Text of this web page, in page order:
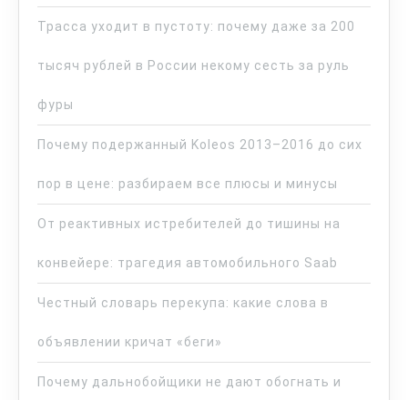
Трасса уходит в пустоту: почему даже за 200
тысяч рублей в России некому сесть за руль
фуры
Почему подержанный Koleos 2013–2016 до сих
пор в цене: разбираем все плюсы и минусы
От реактивных истребителей до тишины на
конвейере: трагедия автомобильного Saab
Честный словарь перекупа: какие слова в
объявлении кричат «беги»
Почему дальнобойщики не дают обогнать и